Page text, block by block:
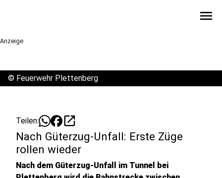
menu
Anzeige
© Feuerwehr Plettenberg
Teilen: open_in_new
Nach Güterzug-Unfall: Erste Züge
rollen wieder
Nach dem Güterzug-Unfall im Tunnel bei